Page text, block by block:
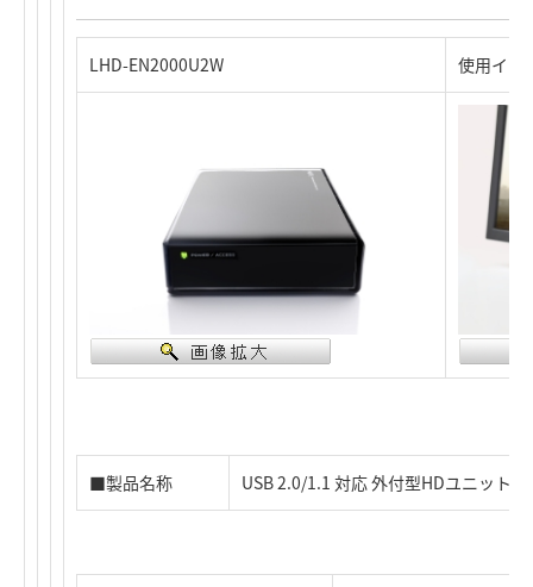
LHD-EN2000U2W 使用イメ
■製品名称 USB 2.0/1.1 対応 外付型HDユニット（